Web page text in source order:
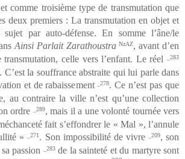
comme troisième type de transmutation que
deux premiers : La transmutation en objet et
par auto-défense. En somme l’âne/le
Ainsi Parlait Zarathoustra NzAZ, avant d’en
celle vers l’enfant. Le réel
_283
C’est la souffrance abstraite qui lui parle dans
et de rabaissement _278. Ce n’est pas que
au contraire la ville n’est qu’une collection
ordre
_289, mais il a une volonté tournée vers
fait s’effondrer le « Mal », l’annule
» _271 . Son impossibilité de vivre _209, son
passion _283de la sainteté et du martyre sont